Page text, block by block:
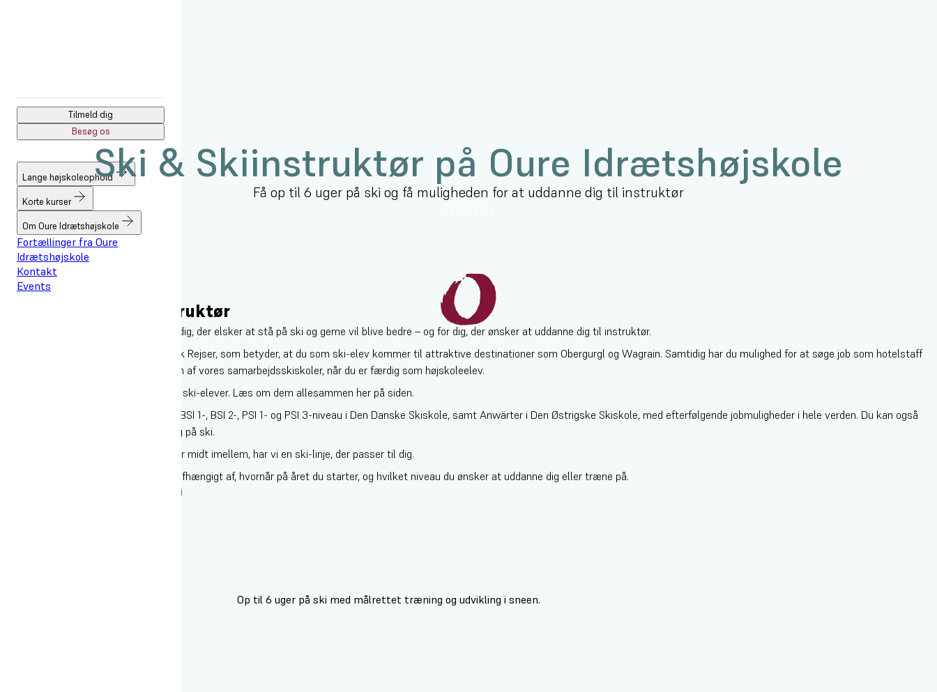
Tilmeld dig
Besøg os
Lange højskoleophold
Korte kurser
Om Oure Idrætshøjskole
Fortællinger fra Oure
Idrætshøjskole
Kontakt
Events
Ski & Skiinstruktør på Oure Idrætshøjskole
Få op til 6 uger på ski og få muligheden for at uddanne dig til instruktør
Fra skiløber til skiinstruktør
Ski på Oure Idrætshøjskole er både for dig, der elsker at stå på ski og gerne vil blive bedre – og for dig, der ønsker at uddanne dig til instruktør.
Vi har et unikt samarbejde med Højmark Rejser, som betyder, at du som ski-elev kommer til attraktive destinationer som Obergurgl og Wagrain. Samtidig har du mulighed for at søge job som hotelstaff
hos Højmark eller som skiinstruktør i en af vores samarbejdsskiskoler, når du er færdig som højskoleelev.
Vi har mange forskellige muligheder for ski-elever. Læs om dem allesammen her på siden.
Du kan uddanne dig til skiinstruktør på BSI 1-, BSI 2-, PSI 1- og PSI 3-niveau i Den Danske Skiskole, samt Anwärter i Den Østrigske Skiskole, med efterfølgende jobmuligheder i hele verden. Du kan også
vælge at fokusere på din egen udvikling på ski.
Uanset om du er begynder, ekspert eller midt imellem, har vi en ski-linje, der passer til dig.
Vælg mellem flere forskellige skilinjer afhængigt af, hvornår på året du starter, og hvilket niveau du ønsker at uddanne dig eller træne på.
Højdepunkterne på linjefaget Ski
Op til 6 uger på ski med målrettet træning og udvikling i sneen.